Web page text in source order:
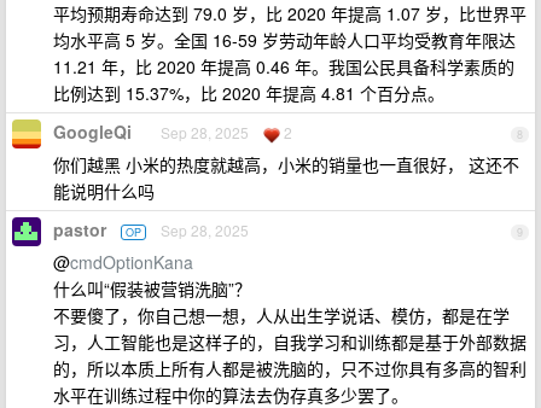
平均预期寿命达到 79.0 岁，比 2020 年提高 1.07 岁，比世界平
均水平高 5 岁。全国 16-59 岁劳动年龄人口平均受教育年限达
11.21 年，比 2020 年提高 0.46 年。我国公民具备科学素质的
比例达到 15.37%，比 2020 年提高 4.81 个百分点。
8
GoogleQi Sep 28, 2025 2
你们越黑 小米的热度就越高，小米的销量也一直很好， 这还不
能说明什么吗
9
pastor OP Sep 28, 2025
@cmdOptionKana
什么叫“假装被营销洗脑”？
不要傻了，你自己想一想，人从出生学说话、模仿，都是在学
习，人工智能也是这样子的，自我学习和训练都是基于外部数据
的，所以本质上所有人都是被洗脑的，只不过你具有多高的智利
水平在训练过程中你的算法去伪存真多少罢了。